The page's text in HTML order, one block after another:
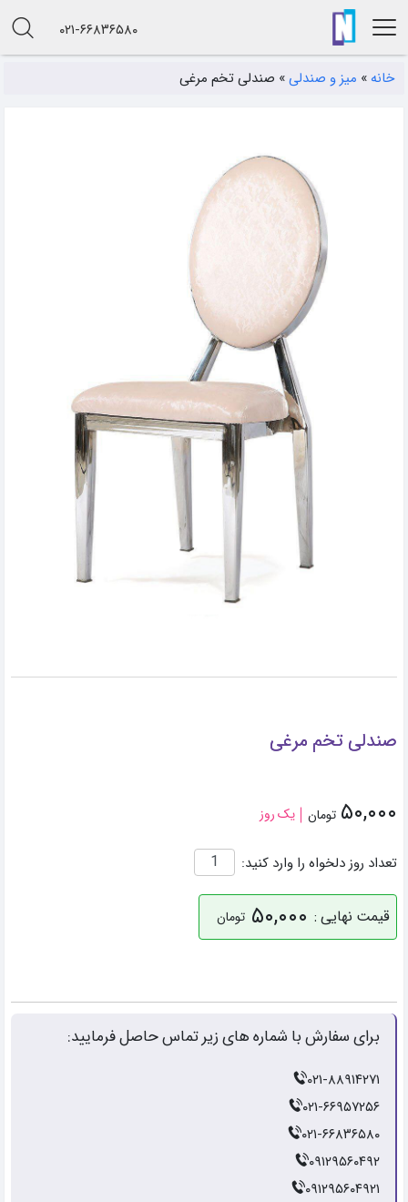
۰۲۱-۶۶۸۳۶۵۸۰
خانه » میز و صندلی» صندلی تخم مرغی
صندلی تخم مرغی
۵۰,۰۰۰ تومان یک روز
تعداد روز دلخواه را وارد کنید:
قیمت نهایی : ۵۰,۰۰۰ تومان
برای سفارش با شماره های زیر تماس حاصل فرمایید:
۰۲۱-۸۸۹۱۴۲۷۱
۰۲۱-۶۶۹۵۷۲۵۶
۰۲۱-۶۶۸۳۶۵۸۰
۰۹۱۲۹۵۶۰۴۹۲
۰۹۱۲۹۵۶۰۴۹۲۱